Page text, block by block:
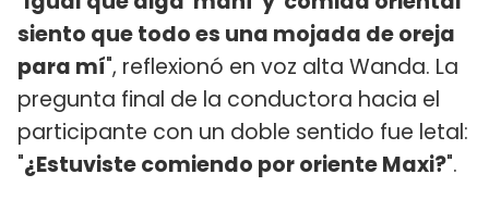
siento que todo es una mojada de oreja
para mí", reflexionó en voz alta Wanda. La
pregunta final de la conductora hacia el
participante con un doble sentido fue letal:
"¿Estuviste comiendo por oriente Maxi?".